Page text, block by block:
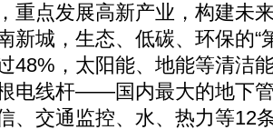
点发展高新产业，构建未
新城，生态、低碳、环保的“
48%，太阳能、地能等清洁
电线杆——国内最大的地下
、交通监控、水、热力等12